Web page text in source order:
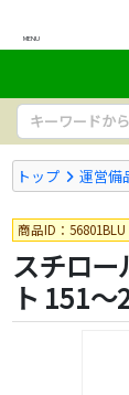
MENU
トップ 運営備
商品ID：56801BLU
スチロー
ト 151